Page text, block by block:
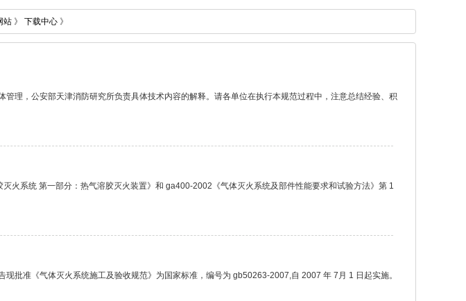
站 》 下载中心 》
理，公安部天津消防研究所负责具体技术内容的解释。请各单位在执行本规范过程中，注意总结经验、积
火系统 第一部分：热气溶胶灭火装置》和 ga400-2002《气体灭火系统及部件性能要求和试验方法》第 1
批准《气体灭火系统施工及验收规范》为国家标准，编号为 gb50263-2007,自 2007 年 7月 1 日起实施。